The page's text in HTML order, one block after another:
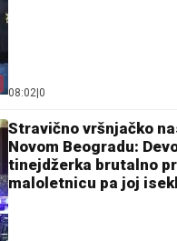
08:02 0
Stravično vršnjačko
Novom Beogradu:
tinejdžerka brutalno
maloletnicu pa joj